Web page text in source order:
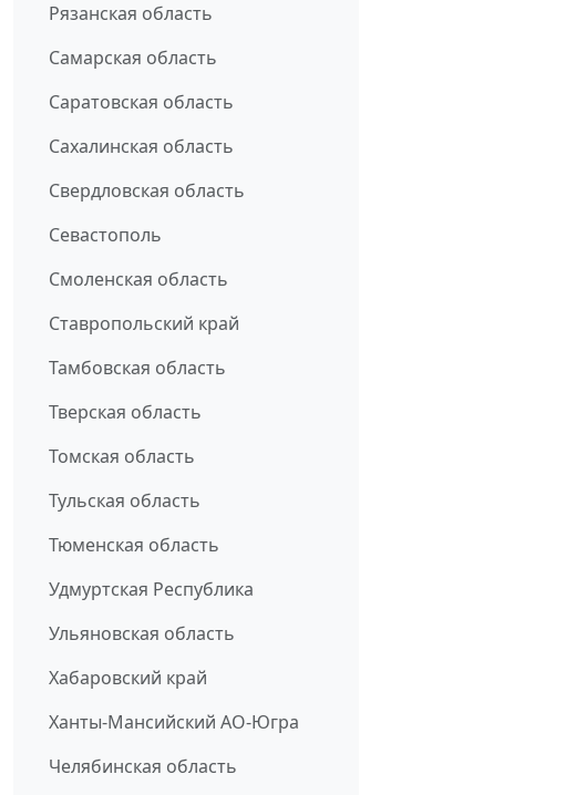
Рязанская область
Самарская область
Саратовская область
Сахалинская область
Свердловская область
Севастополь
Смоленская область
Ставропольский край
Тамбовская область
Тверская область
Томская область
Тульская область
Тюменская область
Удмуртская Республика
Ульяновская область
Хабаровский край
Ханты-Мансийский АО-Югра
Челябинская область